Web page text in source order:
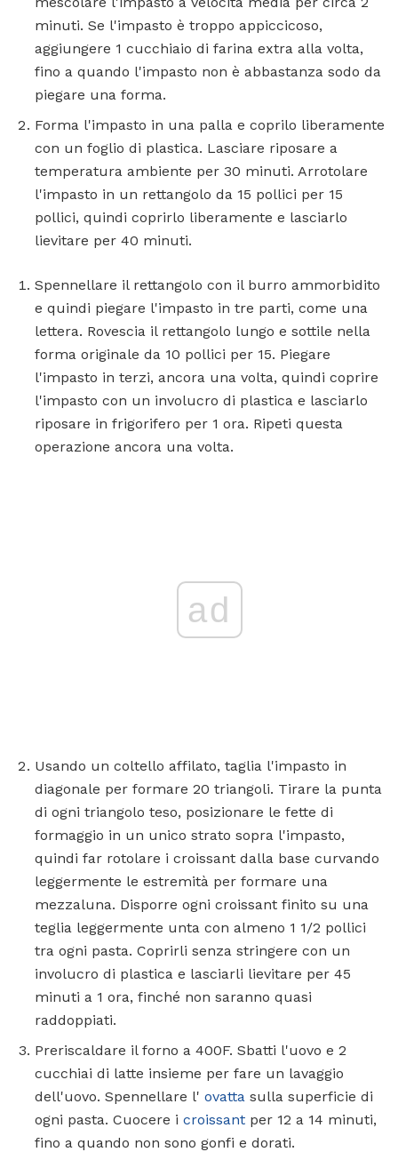
minuti. Se l'impasto è troppo appiccicoso,
aggiungere 1 cucchiaio di farina extra alla volta,
fino a quando l'impasto non è abbastanza sodo da
piegare una forma.
Forma l'impasto in una palla e coprilo liberamente
con un foglio di plastica. Lasciare riposare a
temperatura ambiente per 30 minuti. Arrotolare
l'impasto in un rettangolo da 15 pollici per 15
pollici, quindi coprirlo liberamente e lasciarlo
lievitare per 40 minuti.
Spennellare il rettangolo con il burro ammorbidito
e quindi piegare l'impasto in tre parti, come una
lettera. Rovescia il rettangolo lungo e sottile nella
forma originale da 10 pollici per 15. Piegare
l'impasto in terzi, ancora una volta, quindi coprire
l'impasto con un involucro di plastica e lasciarlo
riposare in frigorifero per 1 ora. Ripeti questa
operazione ancora una volta.
ad
Usando un coltello affilato, taglia l'impasto in
diagonale per formare 20 triangoli. Tirare la punta
di ogni triangolo teso, posizionare le fette di
formaggio in un unico strato sopra l'impasto,
quindi far rotolare i croissant dalla base curvando
leggermente le estremità per formare una
mezzaluna. Disporre ogni croissant finito su una
teglia leggermente unta con almeno 1 1/2 pollici
tra ogni pasta. Coprirli senza stringere con un
involucro di plastica e lasciarli lievitare per 45
minuti a 1 ora, finché non saranno quasi
raddoppiati.
Preriscaldare il forno a 400F. Sbatti l'uovo e 2
cucchiai di latte insieme per fare un lavaggio
dell'uovo. Spennellare l' ovatta sulla superficie di
ogni pasta. Cuocere i croissant per 12 a 14 minuti,
fino a quando non sono gonfi e dorati.